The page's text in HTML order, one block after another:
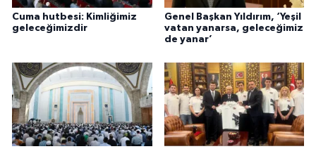
Cuma hutbesi: Kimliğimiz
geleceğimizdir
Genel Başkan Yıldırım, ‘Yeşil
vatan yanarsa, geleceğimiz
de yanar’